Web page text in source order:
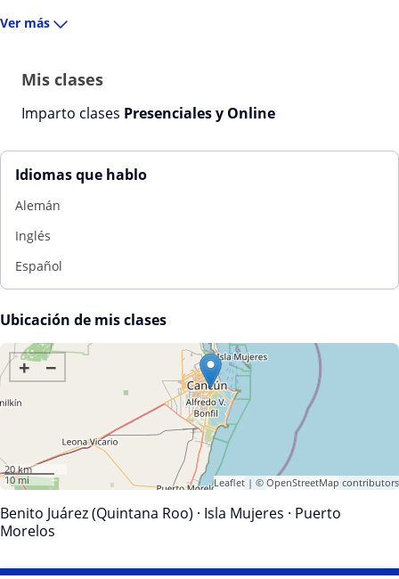
Ver más
Mis clases
Imparto clases Presenciales y Online
Idiomas que hablo
Alemán
Inglés
Español
Ubicación de mis clases
+ −
20 km
10 mi
Leaflet| © OpenStreetMap contributors
Benito Juárez (Quintana Roo) · Isla Mujeres · Puerto
Morelos